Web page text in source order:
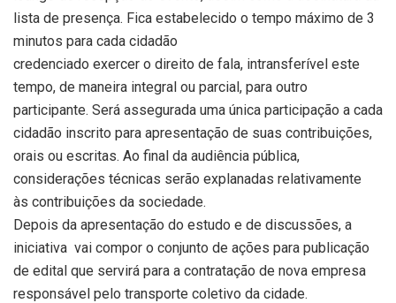
lista de presença. Fica estabelecido o tempo máximo de 3
minutos para cada cidadão
credenciado exercer o direito de fala, intransferível este
tempo, de maneira integral ou parcial, para outro
participante. Será assegurada uma única participação a cada
cidadão inscrito para apresentação de suas contribuições,
orais ou escritas. Ao final da audiência pública,
considerações técnicas serão explanadas relativamente
às contribuições da sociedade.
Depois da apresentação do estudo e de discussões, a
iniciativa vai compor o conjunto de ações para publicação
de edital que servirá para a contratação de nova empresa
responsável pelo transporte coletivo da cidade.